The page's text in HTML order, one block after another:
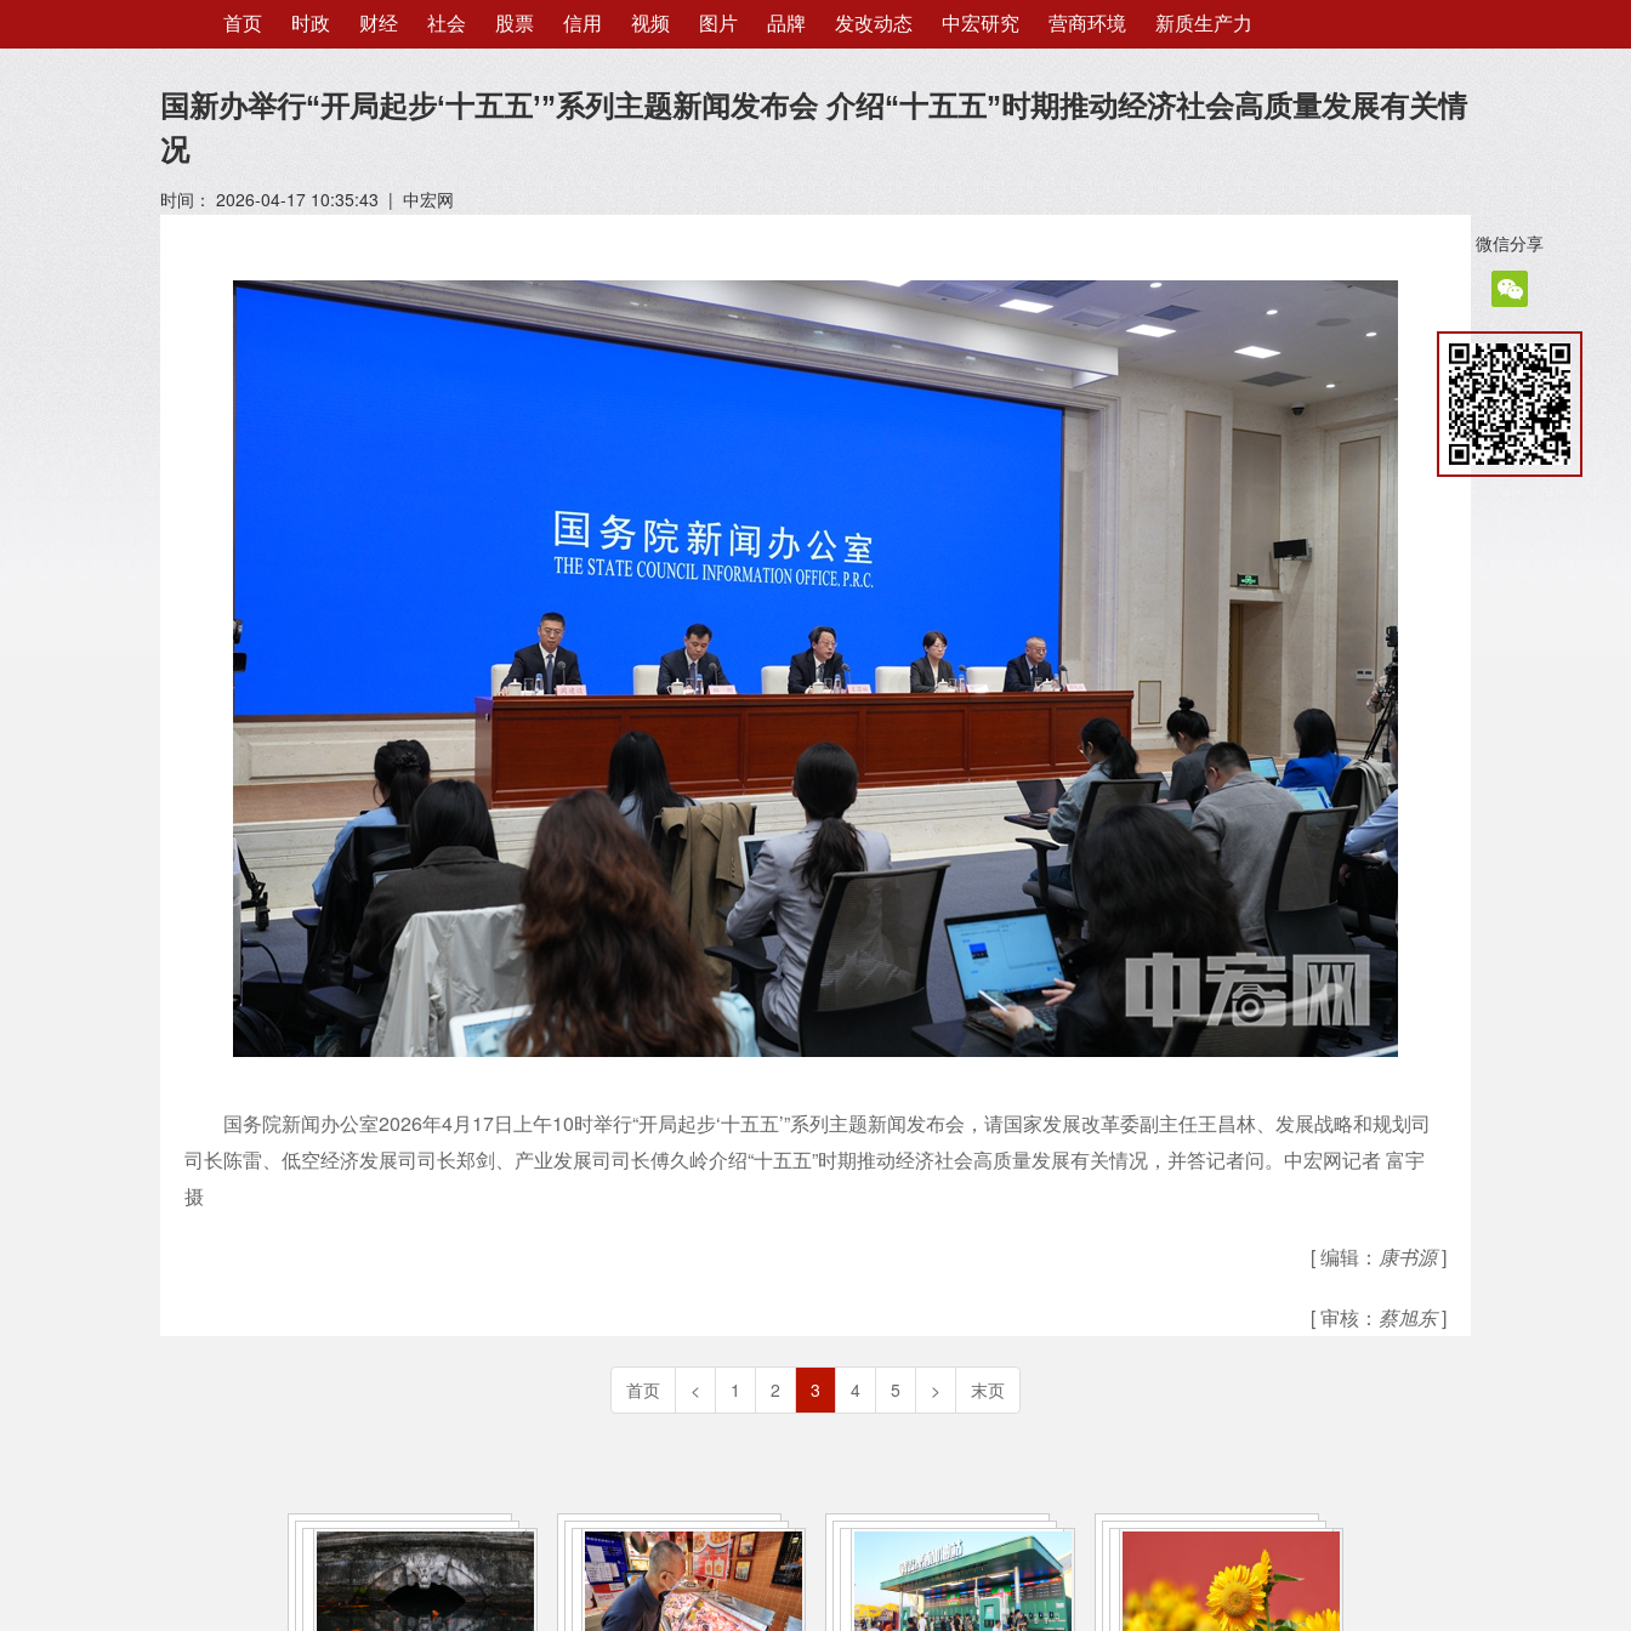
微信分享
首页 时政 财经 社会 股票 信用 视频 图片 品牌 发改动态 中宏研究 营商环境 新质生产力
国新办举行“开局起步‘十五五’”系列主题新闻发布会 介绍“十五五”时期推动经济社会高质量发展有关情
况
时间： 2026-04-17 10:35:43 | 中宏网
国务院新闻办公室2026年4月17日上午10时举行“开局起步‘十五五’”系列主题新闻发布会，请国家发展改革委副主任王昌林、发展战略和规划司
司长陈雷、低空经济发展司司长郑剑、产业发展司司长傅久岭介绍“十五五”时期推动经济社会高质量发展有关情况，并答记者问。中宏网记者 富宇
摄
[ 编辑： 康书源]
[ 审核： 蔡旭东]
首页 < 1 2 3 4 5 > 末页